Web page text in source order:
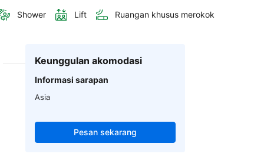
Shower Lift Ruangan khusus merokok
Keunggulan akomodasi
Informasi sarapan
Asia
Pesan sekarang